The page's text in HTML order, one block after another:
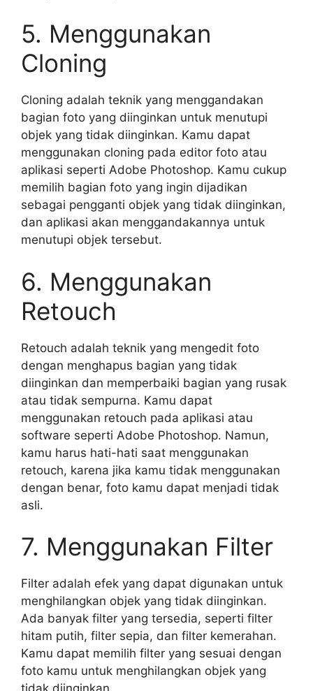
5. Menggunakan
Cloning
Cloning adalah teknik yang menggandakan
bagian foto yang diinginkan untuk menutupi
objek yang tidak diinginkan. Kamu dapat
menggunakan cloning pada editor foto atau
aplikasi seperti Adobe Photoshop. Kamu cukup
memilih bagian foto yang ingin dijadikan
sebagai pengganti objek yang tidak diinginkan,
dan aplikasi akan menggandakannya untuk
menutupi objek tersebut.
6. Menggunakan
Retouch
Retouch adalah teknik yang mengedit foto
dengan menghapus bagian yang tidak
diinginkan dan memperbaiki bagian yang rusak
atau tidak sempurna. Kamu dapat
menggunakan retouch pada aplikasi atau
software seperti Adobe Photoshop. Namun,
kamu harus hati-hati saat menggunakan
retouch, karena jika kamu tidak menggunakan
dengan benar, foto kamu dapat menjadi tidak
asli.
7. Menggunakan Filter
Filter adalah efek yang dapat digunakan untuk
menghilangkan objek yang tidak diinginkan.
Ada banyak filter yang tersedia, seperti filter
hitam putih, filter sepia, dan filter kemerahan.
Kamu dapat memilih filter yang sesuai dengan
foto kamu untuk menghilangkan objek yang
tidak diinginkan.